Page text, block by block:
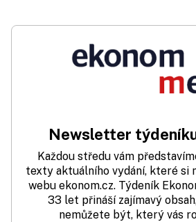
Newsletter
Každou středu vám
texty aktuálního vydání, které si
webu ekonom.cz. Týdeník
33 let přináší zajímavý
nemůžete být, který vás